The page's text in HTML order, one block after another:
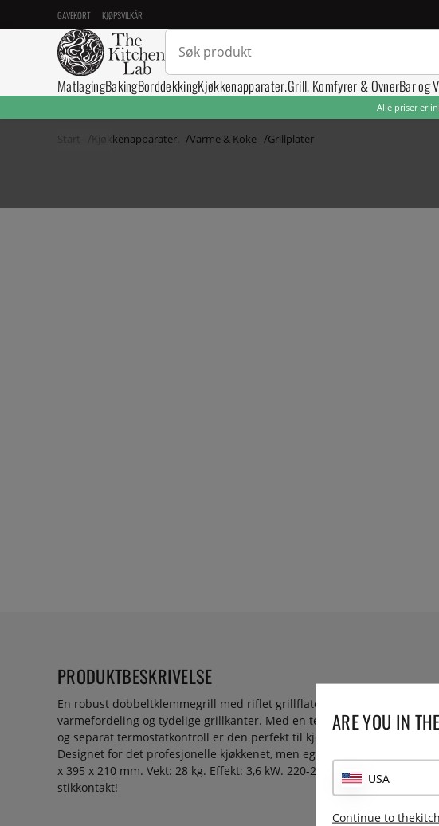
GAVEKORT KJØPSVILKÅR
MatlagingBakingBorddekkingKjøkkenapparater.Grill, Komfyrer & OvnerBar og
Alle priser er
Start Kjøkkenapparater. Varme & Koke Grillplater
PRODUKTBESKRIVELSE
En robust dobbeltklemmegrill med riflet grillflate i kraftig støpejern for
varmefordeling og tydelige grillkanter. Med en temperaturkapasitet på
og separat termostatkontroll er den perfekt til kjøtt, panini og andre
Designet for det profesjonelle kjøkkenet, men egner seg like godt til
x 395 x 210 mm. Vekt: 28 kg. Effekt: 3,6 kW. 220-230 V EU-kontakt. OBS!
stikkontakt!
ARE YOU IN
USA
Continue to